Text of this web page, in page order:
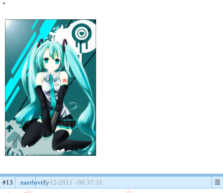
#13 naerlovely25-12-2011 - 08:37:31